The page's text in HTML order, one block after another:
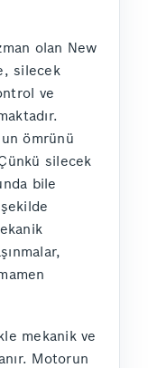
olan New
silecek
ve
ömrünü
silecek
bile
mekanik ve
Motorun